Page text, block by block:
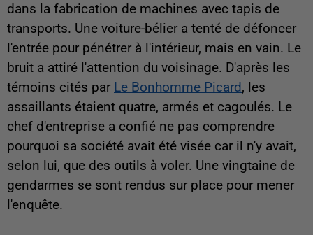
dans la fabrication de machines avec tapis de
transports. Une voiture-bélier a tenté de défoncer
l'entrée pour pénétrer à l'intérieur, mais en vain. Le
bruit a attiré l'attention du voisinage. D'après les
témoins cités par Le Bonhomme Picard, les
assaillants étaient quatre, armés et cagoulés. Le
chef d'entreprise a confié ne pas comprendre
pourquoi sa société avait été visée car il n'y avait,
selon lui, que des outils à voler. Une vingtaine de
gendarmes se sont rendus sur place pour mener
l'enquête.